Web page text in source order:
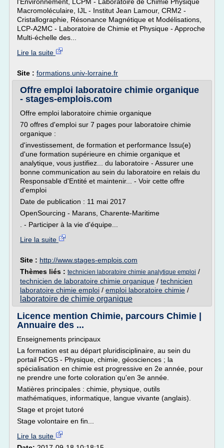
Macromoléculaire, IJL - Institut Jean Lamour, CRM2 -
Cristallographie, Résonance Magnétique et Modélisations,
LCP-A2MC - Laboratoire de Chimie et Physique - Approche
Multi-échelle des...
Lire la suite
Site : formations.univ-lorraine.fr
Offre emploi laboratoire chimie organique
- stages-emplois.com
Offre emploi laboratoire chimie organique
70 offres d'emploi sur 7 pages pour laboratoire chimie
organique :
d'investissement, de formation et performance Issu(e)
d'une formation supérieure en chimie organique et
analytique, vous justifiez... du laboratoire - Assurer une
bonne communication au sein du laboratoire en relais du
Responsable d'Entité et maintenir... - Voir cette offre
d'emploi
Date de publication : 11 mai 2017
OpenSourcing - Marans, Charente-Maritime
. - Participer à la vie d'équipe...
Lire la suite
Site : http://www.stages-emplois.com
Thèmes liés : technicien laboratoire chimie analytique emploi /
technicien de laboratoire chimie organique / technicien
laboratoire chimie emploi / emploi laboratoire chimie /
laboratoire de chimie organique
Licence mention Chimie, parcours Chimie |
Annuaire des ...
Enseignements principaux
La formation est au départ pluridisciplinaire, au sein du
portail PCGS - Physique, chimie, géosciences ; la
spécialisation en chimie est progressive en 2e année, pour
ne prendre une forte coloration qu'en 3e année.
Matières principales : chimie, physique, outils
mathématiques, informatique, langue vivante (anglais).
Stage et projet tutoré
Stage volontaire en fin...
Lire la suite